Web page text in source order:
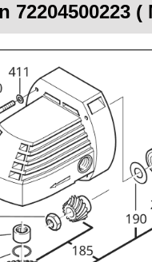
72204500223 (